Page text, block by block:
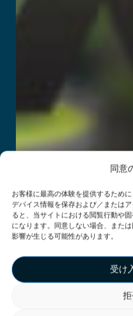
同意
お客様に最高の体験を提供するため
デバイス情報を保存および／または
ると、当サイトにおける閲覧行動や
になります。同意しない場合、また
影響が生じる可能性があります。
受け